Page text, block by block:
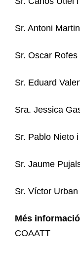
Sr. Antoni
Sr. Oscar
Sr. Eduard
Sra. Jessica
Sr. Pablo Nieto
Sr. Jaume
Sr. Víctor
Més
COAATT